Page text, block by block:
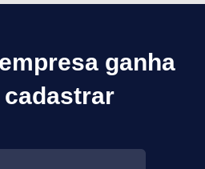
ganha
cadastrar